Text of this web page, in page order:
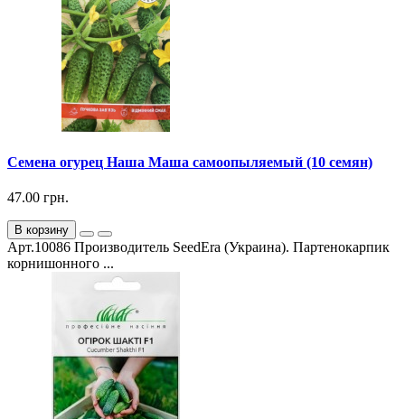
Семена огурец Наша Маша самоопыляемый (10 семян)
47.00 грн.
В корзину
Арт.10086 Производитель SeedEra (Украина). Партенокарпик
корнишонного ...